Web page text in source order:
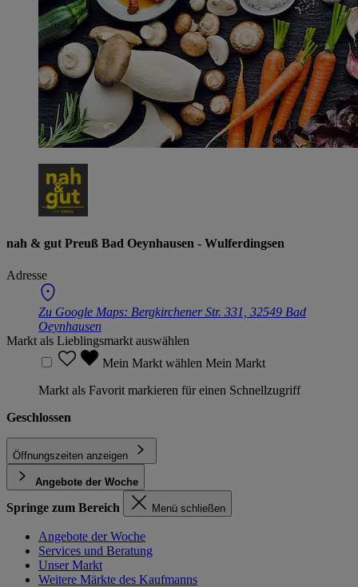
nah & gut Preuß Bad Oeynhausen - Wulferdingsen
Adresse
Zu Google Maps: Bergkirchener Str. 331, 32549 Bad
Oeynhausen
Markt als Lieblingsmarkt auswählen
Mein Markt wählen Mein Markt
Markt als Favorit markieren für einen Schnellzugriff
Geschlossen
Öffnungszeiten anzeigen
Angebote der Woche
Springe zum Bereich Menü schließen
Angebote der Woche
Services und Beratung
Unser Markt
Weitere Märkte des Kaufmanns